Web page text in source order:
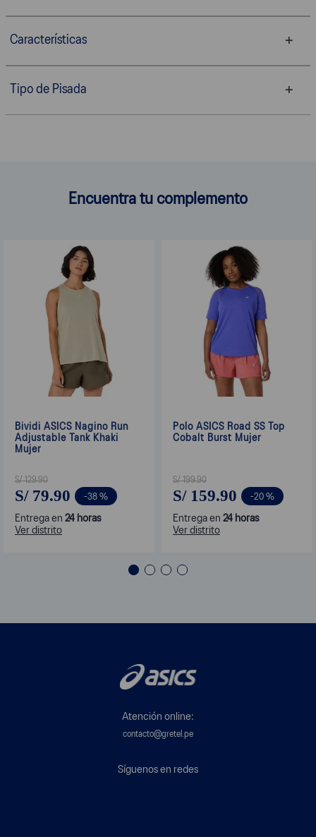
Características
Tipo de Pisada
Encuentra tu complemento
Bividi ASICS Nagino Run
Adjustable Tank Khaki
Mujer
S/ 129.90
S/ 79.90 -38 %
Entrega en 24 horas
Ver distrito
Polo ASICS Road SS Top
Cobalt Burst Mujer
S/ 199.90
S/ 159.90 -20 %
Entrega en 24 horas
Ver distrito
Atención online:
contacto@gretel.pe
Síguenos en redes